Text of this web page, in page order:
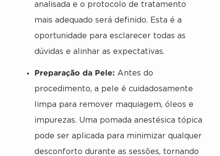
analisada e o protocolo de tratamento
mais adequado será definido. Esta é a
oportunidade para esclarecer todas as
dúvidas e alinhar as expectativas.
Preparação da Pele: Antes do
procedimento, a pele é cuidadosamente
limpa para remover maquiagem, óleos e
impurezas. Uma pomada anestésica tópica
pode ser aplicada para minimizar qualquer
desconforto durante as sessões, tornando